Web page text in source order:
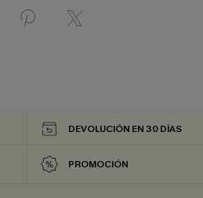
DEVOLUCIÓN EN 30 DÍAS
PROMOCIÓN